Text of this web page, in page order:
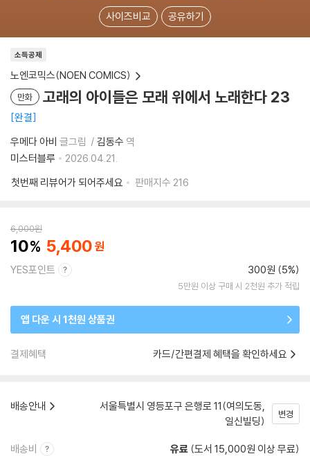
사이즈비교 공유하기
소득공제
노엔코믹스(NOEN COMICS)
만화 고래의 아이들은 모래 위에서 노래한다 23
완결
우메다 아비 글그림 김동수 역
미스터블루
2026.04.21.
첫번째 리뷰어가 되어주세요
판매지수 216
6,000원
10 5,400
YES포인트 300원 (5%)
5만원 이상 구매 시 2천원 추가 적립
앱 다운 시 1천원 상품권
결제혜택 카드/간편결제 혜택을 확인하세요
배송안내
서울특별시 영등포구 은행로 11(여의도동,
일신빌딩)
변경
배송비 유료 (도서 15,000원 이상 무료)